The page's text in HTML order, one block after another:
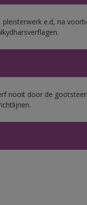
e.d, na
nooit door de